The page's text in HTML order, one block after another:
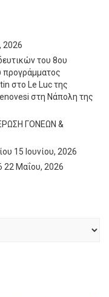
2026
του 8ου
προγράμματος
στο Le Luc της
στη Νάπολη της
ΓΟΝΕΩΝ &
15 Ιουνίου, 2026
22 Μαΐου, 2026